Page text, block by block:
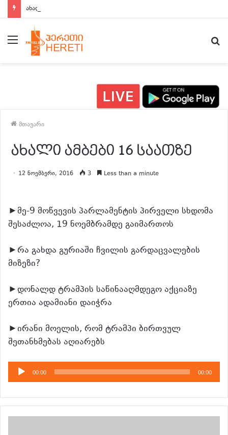
ახალი ამბები 15:00 საათზე
მენიუ
მთავარი
ახალი ამბები 16 საათზე
12 ნოემბერი, 2016 3 Less than a minute
►მე-9 მოწვევის პარლამენტის პირველი სხდომა
შესაძლოა, 19 ნოემბრამდე გაიმართოს
►რა გახდა გურიაში ჩვილის გარდაცვალების
მიზეზი?
►დონალდ ტრამპის საწინააღმდეგო აქციაზე
ერთია ადამიანი დაიჭრა
►ირანი მოელის, რომ ტრამპი ბირთვულ
შეთანხმებას აღიარებს
აუდიო
დამკვრელი
00:00 00:00